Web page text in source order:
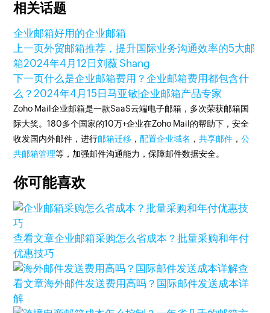
相关话题
企业邮箱好用的企业邮箱
上一页外贸邮箱推荐，提升国际业务沟通效率的5大邮
箱2024年4月12日刘薇 Shang
下一页什么是企业邮箱费用？企业邮箱费用都包含什
么？2024年4月15日马亚敏|企业邮箱产品专家
Zoho Mail企业邮箱是一款SaaS云端电子邮箱，多次荣获邮箱国
际大奖。180多个国家的10万+企业在Zoho Mail的帮助下，安全
收发国内外邮件，进行邮箱迁移 ，配置企业域名 ，共享邮件 ，公
共邮箱管理等，加强邮件沟通能力，保障邮件数据安全。
你可能喜欢
查看文章企业邮箱采购怎么省成本？批量采购和年付
优惠技巧
查
看文章海外邮件发送费用高吗？国际邮件发送成本详
解